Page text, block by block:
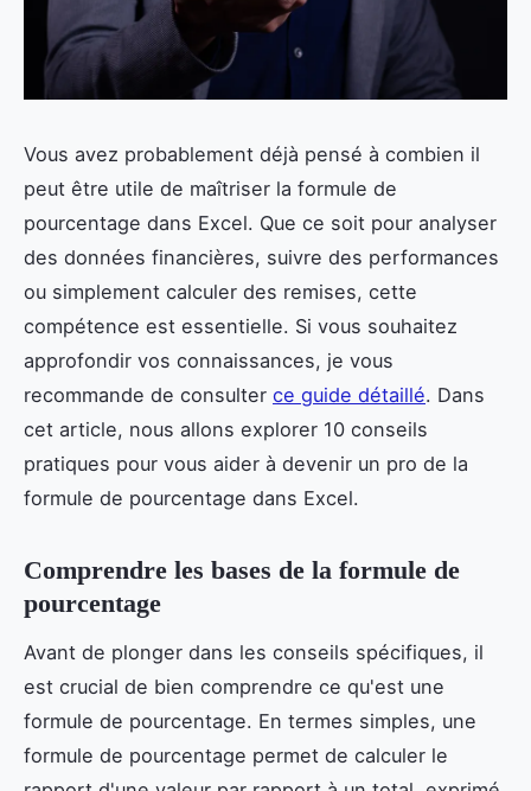
Vous avez probablement déjà pensé à combien il
peut être utile de maîtriser la formule de
pourcentage dans Excel. Que ce soit pour analyser
des données financières, suivre des performances
ou simplement calculer des remises, cette
compétence est essentielle. Si vous souhaitez
approfondir vos connaissances, je vous
recommande de consulter ce guide détaillé. Dans
cet article, nous allons explorer 10 conseils
pratiques pour vous aider à devenir un pro de la
formule de pourcentage dans Excel.
Comprendre les bases de la formule de
pourcentage
Avant de plonger dans les conseils spécifiques, il
est crucial de bien comprendre ce qu'est une
formule de pourcentage. En termes simples, une
formule de pourcentage permet de calculer le